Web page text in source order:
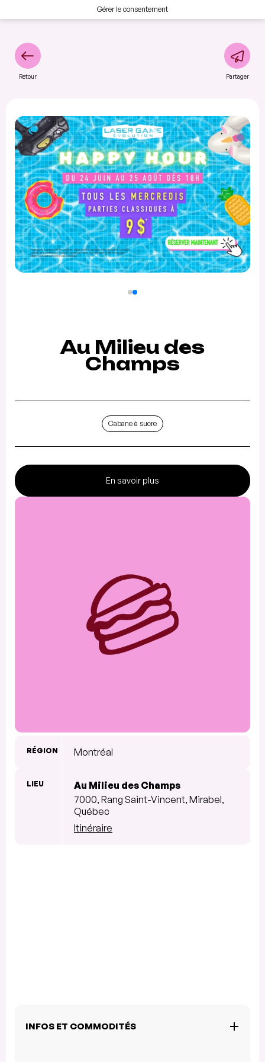
Gérer le consentement
Retour Partager
Au Milieu des
Champs
Cabane à sucre
En savoir plus
RÉGION Montréal
LIEU
Au Milieu des Champs
7000, Rang Saint-Vincent, Mirabel,
Québec
Itinéraire
INFOS ET COMMODITÉS